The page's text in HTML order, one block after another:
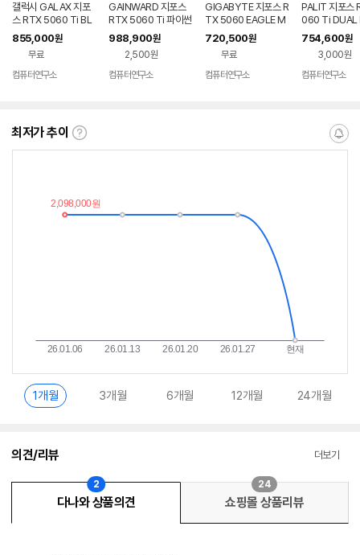
갤럭시 GALAX 지포
스 RTX 5060 Ti BL
ACK OC V2 D7 8G
B
855,000원
무료
컴퓨터연구소
GAINWARD 지포스
RTX 5060 Ti 파이썬
III D7 16GB
988,900원
2,500원
컴퓨터연구소
GIGABYTE 지포스 R
TX 5060 EAGLE M
AX OC D7 8GB 제이
씨현
720,500원
무료
컴퓨터연구소
PALIT 지포스
060 Ti DUAL
GB 이엠텍
754,600원
3,000원
컴퓨터연구소
최저가 추이
최
이
란?
알
1개월 3개월 6개월 12개월 24개월
의견/리뷰 더보기
다나와 상품의견
2
쇼핑몰 상품리뷰
24